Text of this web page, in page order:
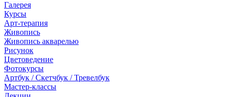
Галерея
Курсы
Арт-терапия
Живопись
Живопись акварелью
Рисунок
Цветоведение
Фотокурсы
Артбук / Скетчбук / Тревелбук
Мастер-классы